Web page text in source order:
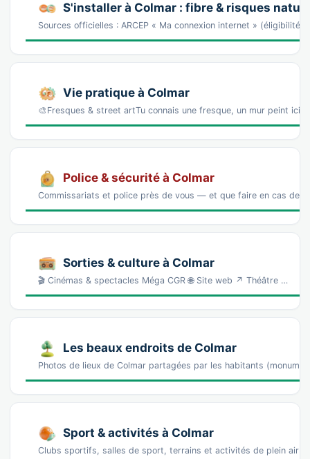
S'installer à Colmar : fibre & risques
Sources officielles : ARCEP « Ma connexion internet » (éligibilité
Vie pratique à Colmar
🎨Fresques & street artTu connais une fresque, un mur peint ici
Police & sécurité à Colmar
Commissariats et police près de vous — et que faire en cas de
Sorties & culture à Colmar
🎬 Cinémas & spectacles Méga CGR 🌐 Site web ↗ Théâtre …
Les beaux endroits de Colmar
Photos de lieux de Colmar partagées par les habitants
Sport & activités à Colmar
Clubs sportifs, salles de sport, terrains et activités de plein air à